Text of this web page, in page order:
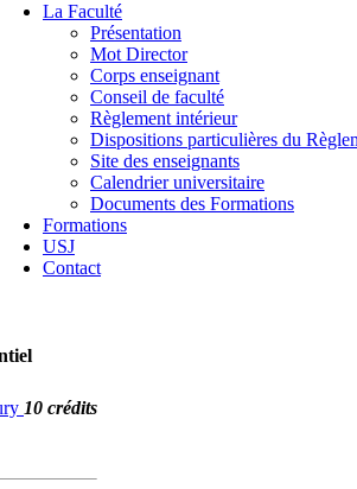
La Faculté
Présentation
Mot Director
Corps enseignant
Conseil de faculté
Règlement intérieur
Dispositions particulières du
Site des enseignants
Calendrier universitaire
Documents des Formations
Formations
USJ
Contact
10 crédits